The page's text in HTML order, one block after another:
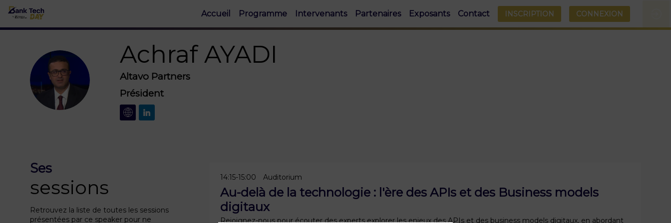
Accueil Programme Intervenants Partenaires Exposants Contact INSCRIPTION CONNEXION
AA
Achraf AYADI
Altavo Partners
Président
Ses
sessions
Retrouvez la liste de toutes les sessions
présentées par ce speaker pour ne
14:15-15:00 Auditorium
Au-delà de la technologie : l'ère des APIs et des Business models
digitaux
Rejoignez-nous pour écouter des experts explorer les enjeux des APIs et des business models digitaux, en abordant